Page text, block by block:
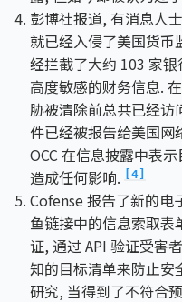
彭博社报道, 有消息人
就已经入侵了美国货币
经拦截了大约 103 家
高度敏感的财务信息.
胁被清除前总共已经访
件已经被报告给美国网
OCC 在信息披露中表
造成任何影响.
[4]
Cofense 报告了新的电
鱼链接中的信息索取
证, 通过 API 验证受害
知的目标清单来防止安
研究, 当得到了不符合